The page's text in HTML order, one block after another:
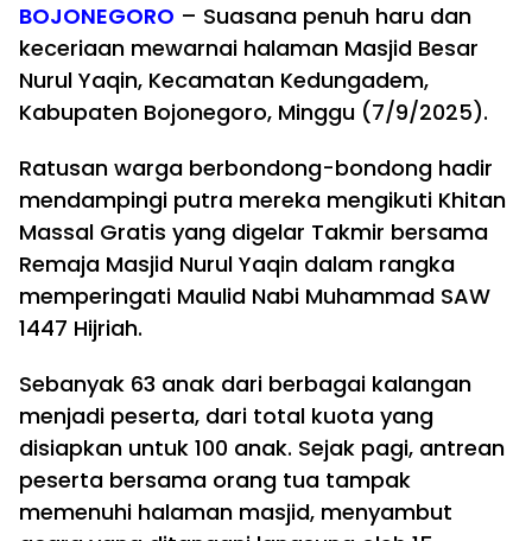
BOJONEGORO – Suasana penuh haru dan
keceriaan mewarnai halaman Masjid Besar
Nurul Yaqin, Kecamatan Kedungadem,
Kabupaten Bojonegoro, Minggu (7/9/2025).
Ratusan warga berbondong-bondong hadir
mendampingi putra mereka mengikuti Khitan
Massal Gratis yang digelar Takmir bersama
Remaja Masjid Nurul Yaqin dalam rangka
memperingati Maulid Nabi Muhammad SAW
1447 Hijriah.
Sebanyak 63 anak dari berbagai kalangan
menjadi peserta, dari total kuota yang
disiapkan untuk 100 anak. Sejak pagi, antrean
peserta bersama orang tua tampak
memenuhi halaman masjid, menyambut